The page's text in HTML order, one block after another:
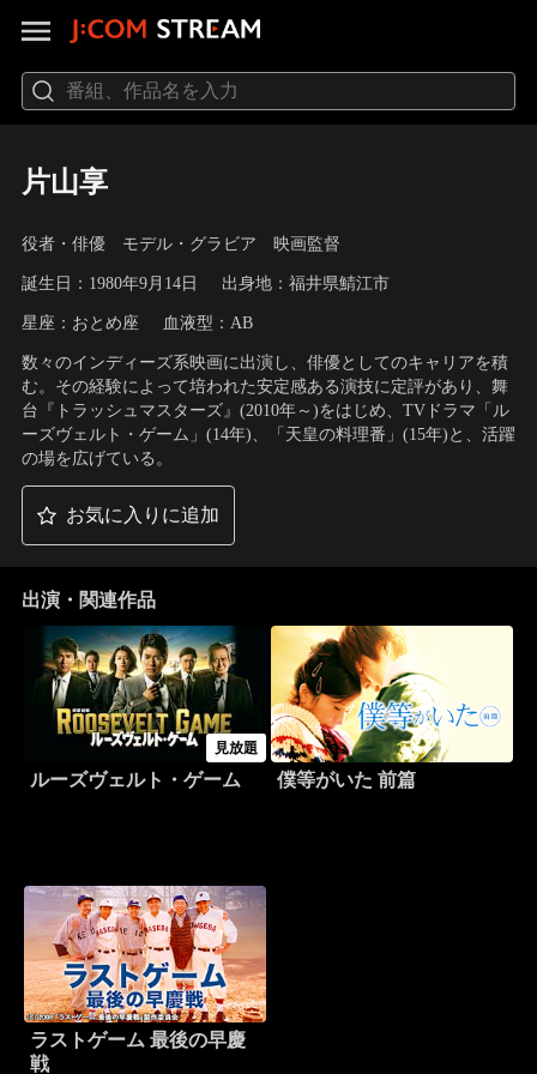
片山享
役者・俳優 モデル・グラビア 映画監督
誕生日：1980年9月14日 出身地：福井県鯖江市
星座：おとめ座 血液型：AB
数々のインディーズ系映画に出演し、俳優としてのキャリアを積
む。その経験によって培われた安定感ある演技に定評があり、舞
台『トラッシュマスターズ』(2010年～)をはじめ、TVドラマ「ル
ーズヴェルト・ゲーム」(14年)、「天皇の料理番」(15年)と、活躍
の場を広げている。
お気に入りに追加
出演・関連作品
見放題
ルーズヴェルト・ゲーム 僕等がいた 前篇
ラストゲーム 最後の早慶
戦